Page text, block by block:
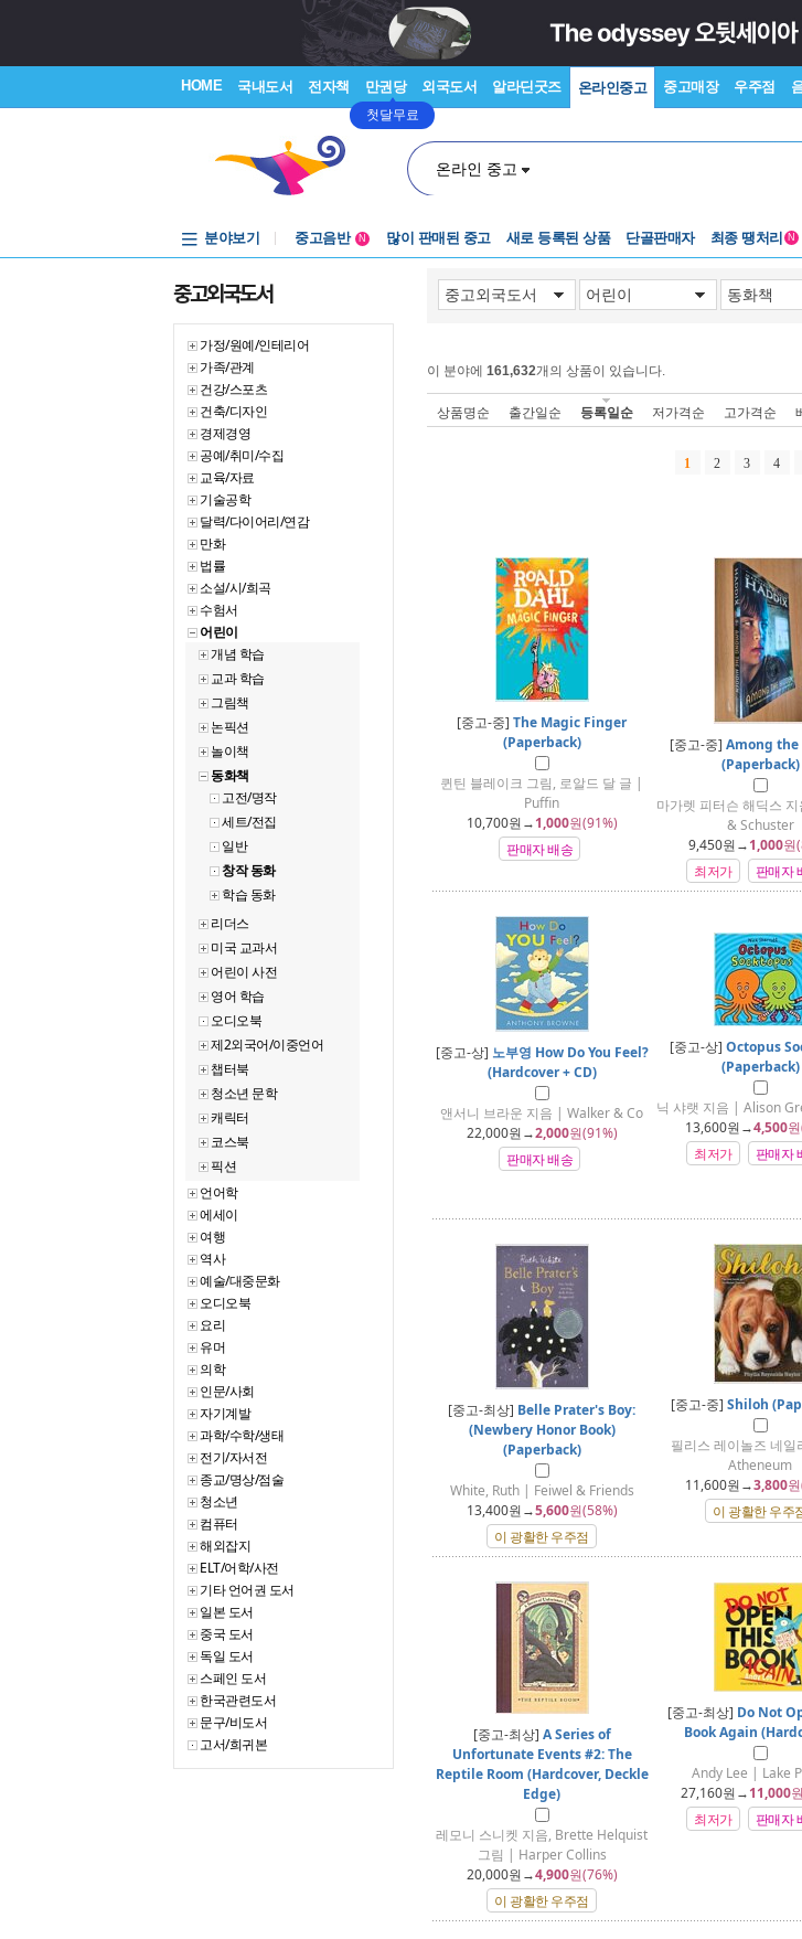
HOME 국내도서 전자책 만권당
첫달무료
외국도서 알라딘굿즈 온라인중고 중고매장 우주점
온라인 중고
분야보기
중고음반
N 많이 판매된 중고 새로 등록된 상품 단골판매자 최종 땡처리 N
중고외국도서
가정/원예/인테리어
가족/관계
건강/스포츠
건축/디자인
경제경영
공예/취미/수집
교육/자료
기술공학
달력/다이어리/연감
만화
법률
소설/시/희곡
수험서
어린이
개념 학습
교과 학습
그림책
논픽션
놀이책
동화책
고전/명작
세트/전집
일반
창작 동화
학습 동화
리더스
미국 교과서
어린이 사전
영어 학습
오디오북
제2외국어/이중언어
챕터북
청소년 문학
캐릭터
코스북
픽션
언어학
에세이
여행
역사
예술/대중문화
오디오북
요리
유머
의학
인문/사회
자기계발
과학/수학/생태
전기/자서전
종교/명상/점술
청소년
컴퓨터
해외잡지
ELT/어학/사전
기타 언어권 도서
일본 도서
중국 도서
독일 도서
스페인 도서
한국관련도서
문구/비도서
고서/희귀본
이 분야에 161,632개의 상품이 있습니다.
상품명순 출간일순 등록일순 저가격순 고가격순
1 2 3 4
[중고-중] The Magic Finger
(Paperback)
퀸틴 블레이크 그림, 로알드 달 글 |
Puffin
10,700원→1,000원(91%)
판매자 배송
[중고-중] Among the
(Paperback)
마가렛 피터슨 해딕스
& Schuster
9,450원→1,000원
최저가
판매자
[중고-상] 노부영 How Do You Feel?
(Hardcover + CD)
앤서니 브라운 지음 | Walker & Co
22,000원→2,000원(91%)
판매자 배송
[중고-상] Octopus
(Paperback)
닉 샤랫 지음 | Alison
13,600원→4,500
최저가
판매자
[중고-최상] Belle Prater's Boy:
(Newbery Honor Book)
(Paperback)
White, Ruth | Feiwel & Friends
13,400원→5,600원(58%)
이 광활한 우주점
[중고-중] Shiloh
필리스 레이놀즈 네일
Atheneum
11,600원→3,800
이 광활한 우주
[중고-최상] A Series of
Unfortunate Events #2: The
Reptile Room (Hardcover, Deckle
Edge)
레모니 스니켓 지음, Brette Helquist
그림 | Harper Collins
20,000원→4,900원(76%)
이 광활한 우주점
[중고-최상] Do Not
Book Again
Andy Lee | Lake
27,160원→11,000
최저가
판매자